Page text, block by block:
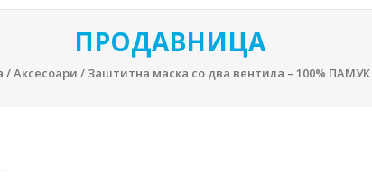
ПРОДАВНИЦА
/Аксесоари / Заштитна маска со два вентила – 100% ПАМУК